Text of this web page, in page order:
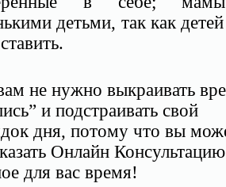
детьми, так как
не нужно выкраивать
и подстраивать свой
дня, потому что вы
Онлайн
для вас время!